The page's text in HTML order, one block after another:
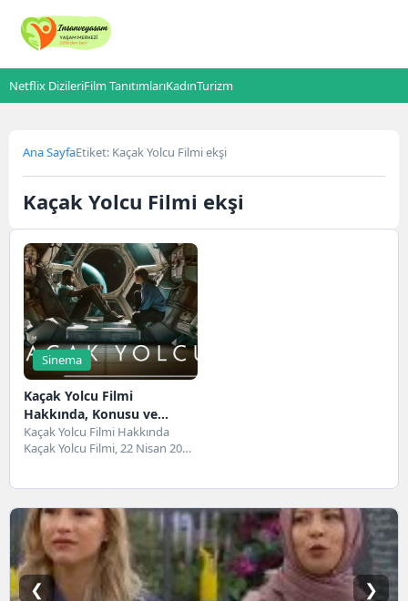
Netflix DizileriFilm TanıtımlarıKadınTurizm
Ana SayfaEtiket: Kaçak Yolcu Filmi ekşi
Kaçak Yolcu Filmi ekşi
Sinema
Kaçak Yolcu Filmi
Hakkında, Konusu ve
Oyuncuları
Kaçak Yolcu Filmi Hakkında
Kaçak Yolcu Filmi, 22 Nisan 2021
❮ ❯